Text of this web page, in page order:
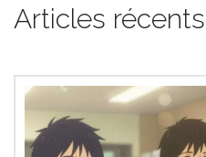
Articles récents